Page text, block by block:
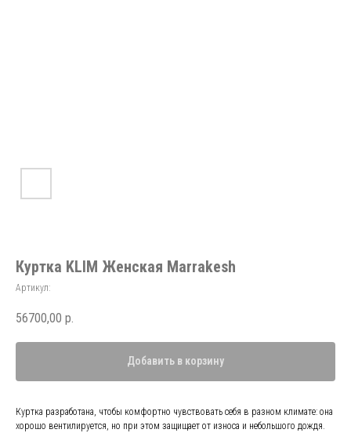
Куртка KLIM Женская Marrakesh
Артикул:
56700,00 р.
Добавить в корзину
Куртка разработана, чтобы комфортно чувствовать себя в разном климате: она
хорошо вентилируется, но при этом защищает от износа и небольшого дождя.